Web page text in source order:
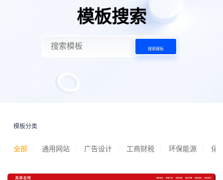
模板搜索
搜索模板
模板分类
全部 通用网站 广告设计 工商财税 环保能源 化